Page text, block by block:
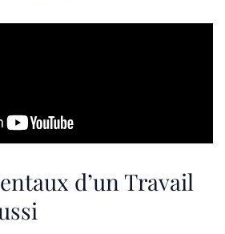
d’un Travail